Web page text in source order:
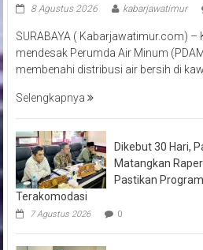
8 Agustus 2026 kabarjawatimur
SURABAYA ( Kabarjawatimur.com) –
mendesak Perumda Air Minum
membenahi distribusi air bersih di
Selengkapnya
Dikebut 30 Hari,
Matangkan
Pastikan
Terakomodasi
7 Agustus 2026 0